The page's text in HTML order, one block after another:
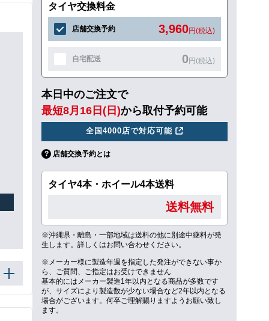
タイヤ交換料金
店舗交換予約 3,960円(税込)
自宅配送 0円(税込)
本日中のご注文で
最短8月16日(日)から取付予約可能
全国4000店で対応可能
店舗交換予約とは
タイヤ4本・ホイール4本送料
送料無料
※沖縄県・離島・一部地域は送料の他に別途中継料が発
生します。詳しくはお問い合わせください。
※メーカー様に製造年週を指定した発注ができない事か
ら、ご質問、ご指定はお受けできません
基本的にはメーカー製造1年以内となる商品が多数です
が、サイズにより製造数が少ない場合など2年以内となる
場合がございます。何卒ご理解賜りますようお願い致し
ます。